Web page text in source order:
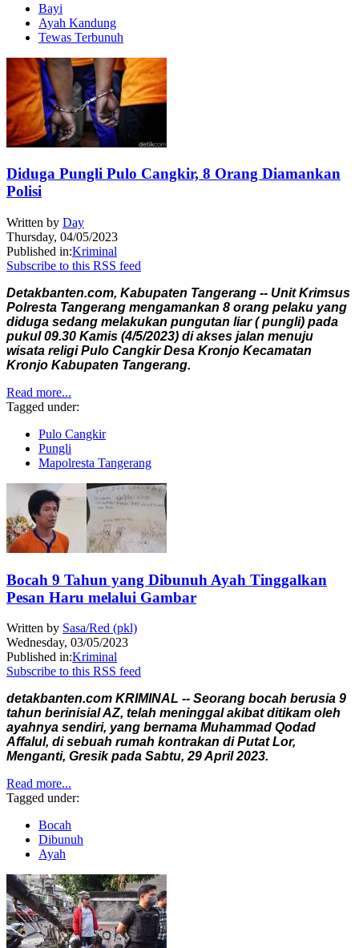
Bayi
Ayah Kandung
Tewas Terbunuh
Diduga Pungli Pulo Cangkir, 8 Orang Diamankan
Polisi
Written by Day
Thursday, 04/05/2023
Published in:Kriminal
Subscribe to this RSS feed
Detakbanten.com, Kabupaten Tangerang -- Unit Krimsus
Polresta Tangerang mengamankan 8 orang pelaku yang
diduga sedang melakukan pungutan liar ( pungli) pada
pukul 09.30 Kamis (4/5/2023) di akses jalan menuju
wisata religi Pulo Cangkir Desa Kronjo Kecamatan
Kronjo Kabupaten Tangerang.
Read more...
Tagged under:
Pulo Cangkir
Pungli
Mapolresta Tangerang
Bocah 9 Tahun yang Dibunuh Ayah Tinggalkan
Pesan Haru melalui Gambar
Written by Sasa/Red (pkl)
Wednesday, 03/05/2023
Published in:Kriminal
Subscribe to this RSS feed
detakbanten.com KRIMINAL -- Seorang bocah berusia 9
tahun berinisial AZ, telah meninggal akibat ditikam oleh
ayahnya sendiri, yang bernama Muhammad Qodad
Affalul, di sebuah rumah kontrakan di Putat Lor,
Menganti, Gresik pada Sabtu, 29 April 2023.
Read more...
Tagged under:
Bocah
Dibunuh
Ayah